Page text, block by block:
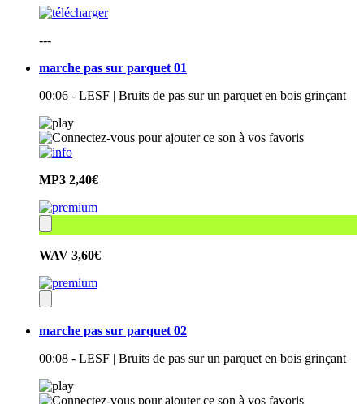
---
marche pas sur parquet 01
00:06 - LESF | Bruits de pas sur un parquet en bois grinçant
MP3 2,40€
WAV 3,60€
marche pas sur parquet 02
00:08 - LESF | Bruits de pas sur un parquet en bois grinçant